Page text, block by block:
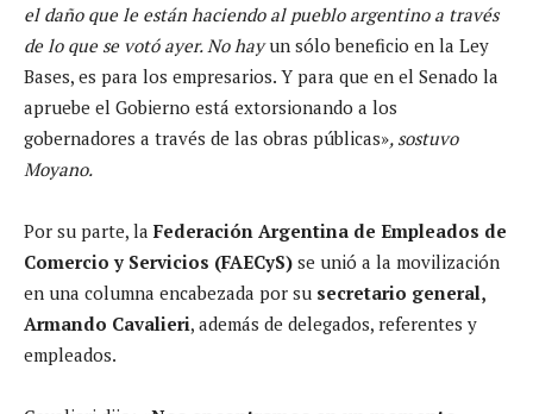
el daño que le están haciendo al pueblo argentino a través
de lo que se votó ayer. No hayun sólo beneficio en la Ley
Bases, es para los empresarios. Y para que en el Senado la
apruebe el Gobierno está extorsionando a los
gobernadores a través de las obras públicas», sostuvo
Moyano.
Por su parte, la Federación Argentina de Empleados de
Comercio y Servicios (FAECyS) se unió a la movilización
en una columna encabezada por su secretario general,
Armando Cavalieri, además de delegados, referentes y
empleados.